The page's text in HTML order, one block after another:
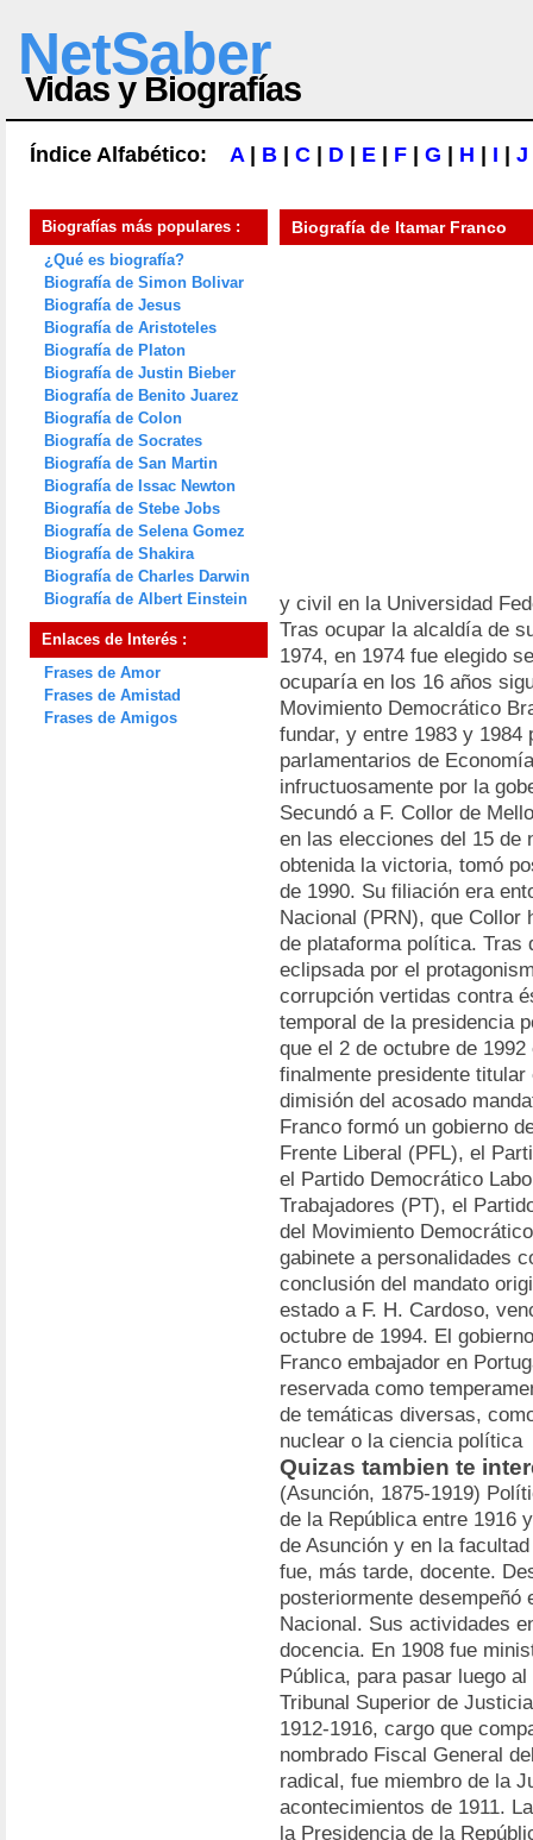
NetSaber
Vidas y Biografías
Índice Alfabético: A| B C D E F G H I J
Biografías más populares :
¿Qué es biografía?
Biografía de Simon Bolivar
Biografía de Jesus
Biografía de Aristoteles
Biografía de Platon
Biografía de Justin Bieber
Biografía de Benito Juarez
Biografía de Colon
Biografía de Socrates
Biografía de San Martin
Biografía de Issac Newton
Biografía de Stebe Jobs
Biografía de Selena Gomez
Biografía de Shakira
Biografía de Charles Darwin
Biografía de Albert Einstein
Enlaces de Interés :
Frases de Amor
Frases de Amistad
Frases de Amigos
Biografía de Itamar Franco
y civil en la Universidad
Tras ocupar la alcaldía de
1974, en 1974 fue elegido
ocuparía en los 16 años
Movimiento Democrático
fundar, y entre 1983 y
parlamentarios de
infructuosamente por la
Secundó a F. Collor de
en las elecciones del 15 de
obtenida la victoria, tomó
de 1990. Su filiación era
Nacional (PRN), que Collor
de plataforma política. Tras
eclipsada por el
corrupción vertidas contra
temporal de la presidencia
que el 2 de octubre de
finalmente presidente
dimisión del acosado
Franco formó un gobierno
Frente Liberal (PFL), el
el Partido Democrático
Trabajadores (PT), el
del Movimiento
gabinete a personalidades
conclusión del mandato
estado a F. H. Cardoso,
octubre de 1994. El
Franco embajador en
reservada como
de temáticas diversas,
nuclear o la ciencia política
Quizas tambien te
(Asunción, 1875-1919)
de la República entre 1916
de Asunción y en la
fue, más tarde, docente.
posteriormente
Nacional. Sus actividades
docencia. En 1908 fue
Pública, para pasar luego
Tribunal Superior de
1912-1916, cargo que
nombrado Fiscal General
radical, fue miembro de la
acontecimientos de 1911.
la Presidencia de la